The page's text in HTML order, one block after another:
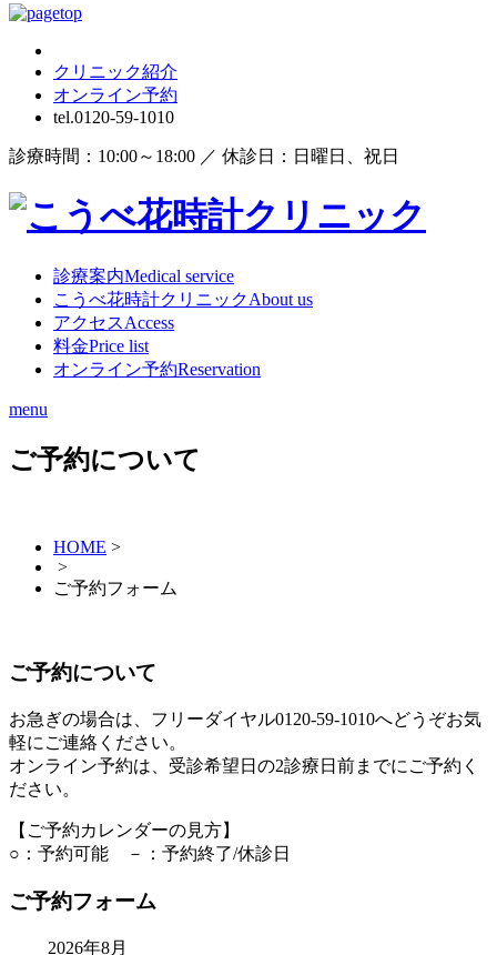
クリニック紹介
オンライン予約
tel.0120-59-1010
診療時間：10:00～18:00 ／ 休診日：日曜日、祝日
診療案内Medical service
こうべ花時計クリニックAbout us
アクセスAccess
料金Price list
オンライン予約Reservation
menu
ご予約について
HOME >
>
ご予約フォーム
ご予約について
お急ぎの場合は、フリーダイヤル0120-59-1010へどうぞお気
軽にご連絡ください。
オンライン予約は、受診希望日の2診療日前までにご予約く
ださい。
【ご予約カレンダーの見方】
○：予約可能 －：予約終了/休診日
ご予約フォーム
2026年8月